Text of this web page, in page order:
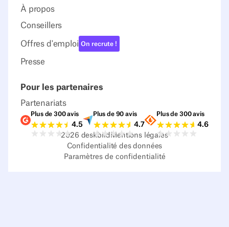
À propos
Conseillers
Offres d'emploi On recrute !
Presse
Pour les partenaires
Partenariats
Notes G2
Plus de 300 avis
4.5
Notes Capterra
Plus de 90 avis
4.7
Notes
Plus de 300 avis
4.6
2026 deskbirdMentions légales
Confidentialité des données
Paramètres de confidentialité